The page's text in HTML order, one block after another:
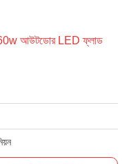
360w আউটডোর LED ফ্লাড